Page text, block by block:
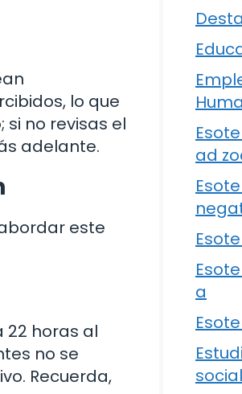
lo que
no revisas el
adelante.
este
22 horas al
no se
Recuerda,
ad
a
social